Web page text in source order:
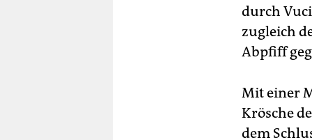
durch
zugleich
Abpfiff
Mit einer
Krösche
dem